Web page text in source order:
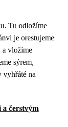
Tu odložíme
je orestujeme
a vložíme
sýrem,
vyhřáté na
a čerstvým